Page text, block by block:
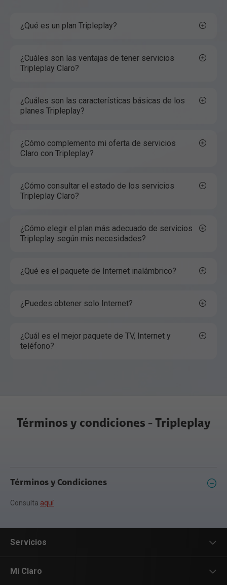
¿Qué es un plan Tripleplay?
¿Cuáles son las ventajas de tener servicios
Tripleplay Claro?
¿Cuáles son las características básicas de los
planes Tripleplay?
¿Cómo complemento mi oferta de servicios
Claro con Tripleplay?
¿Cómo consultar el estado de los servicios
Tripleplay Claro?
¿Cómo elegir el plan más adecuado de servicios
Tripleplay según mis necesidades?
¿Qué es el paquete de Internet inalámbrico?
¿Puedes obtener solo Internet?
¿Cuál es el mejor paquete de TV, Internet y
teléfono?
Términos y condiciones - Tripleplay
Términos y Condiciones
Consulta aquí
Servicios
Servicios Móviles
Mi Claro